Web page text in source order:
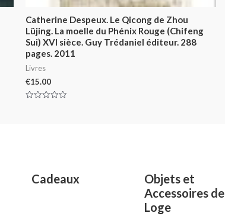
Catherine Despeux. Le Qicong de Zhou
Lüjing. La moelle du Phénix Rouge (Chifeng
Sui) XVI sièce. Guy Trédaniel éditeur. 288
pages. 2011
Livres
€15.00
Cadeaux
Objets et
Accessoires de
Loge